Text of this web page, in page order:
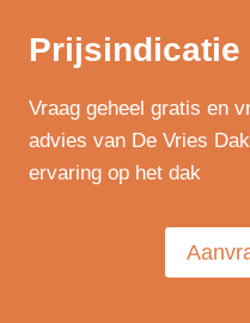
Prijsindicatie
Vraag geheel gratis en
advies van De Vries
ervaring op het dak